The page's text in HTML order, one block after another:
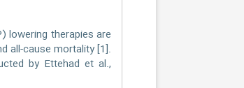
lowering therapies are
all-cause mortality [1].
by Ettehad et al.,